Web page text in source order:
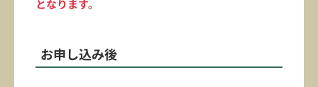
となります。
お申し込み後